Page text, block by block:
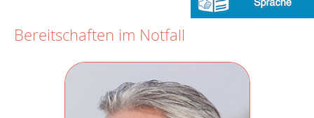
Bereitschaften im Notfall